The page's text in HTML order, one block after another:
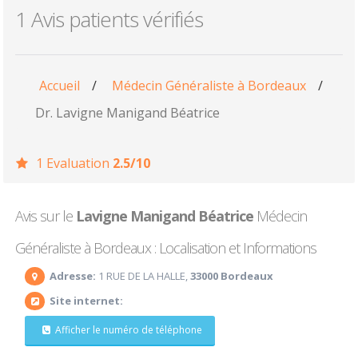
1 Avis patients vérifiés
Accueil / Médecin Généraliste à Bordeaux
/
Dr. Lavigne Manigand Béatrice
1 Evaluation 2.5/10
Avis sur le Lavigne Manigand Béatrice Médecin
Généraliste à Bordeaux : Localisation et Informations
Adresse: 1 RUE DE LA HALLE,33000 Bordeaux
Site internet:
Afficher le numéro de téléphone